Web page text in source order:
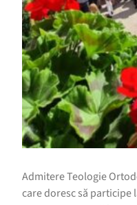
Admitere Teologie
care doresc să participe